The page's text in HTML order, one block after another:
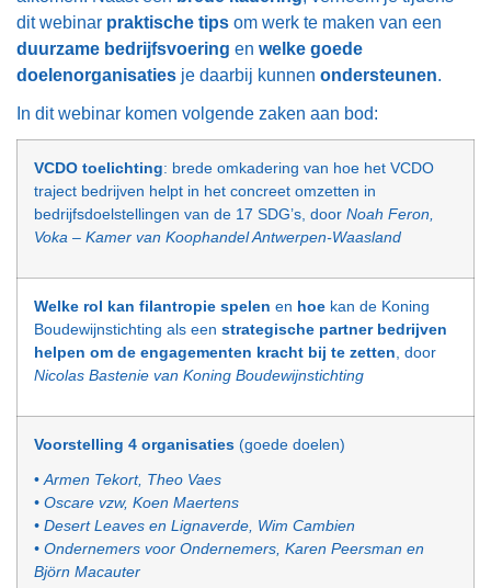
dit webinar praktische tips om werk te maken van een
duurzame bedrijfsvoering en welke goede
doelenorganisaties je daarbij kunnen ondersteunen.
In dit webinar komen volgende zaken aan bod:
VCDO toelichting: brede omkadering van hoe het VCDO
traject bedrijven helpt in het concreet omzetten in
bedrijfsdoelstellingen van de 17 SDG’s, door Noah Feron,
Voka – Kamer van Koophandel Antwerpen-Waasland
Welke rol kan filantropie spelen en hoe kan de Koning
Boudewijnstichting als een strategische partner bedrijven
helpen om de engagementen kracht bij te zetten , door
Nicolas Bastenie van Koning Boudewijnstichting
Voorstelling 4 organisaties (goede doelen)
• Armen Tekort, Theo Vaes
• Oscare vzw, Koen Maertens
• Desert Leaves en Lignaverde, Wim Cambien
• Ondernemers voor Ondernemers, Karen Peersman en
Björn Macauter